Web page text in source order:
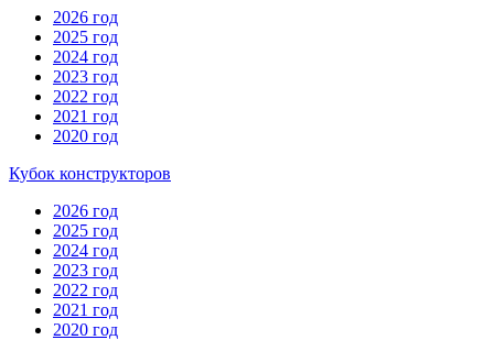
2026 год
2025 год
2024 год
2023 год
2022 год
2021 год
2020 год
Кубок конструкторов
2026 год
2025 год
2024 год
2023 год
2022 год
2021 год
2020 год